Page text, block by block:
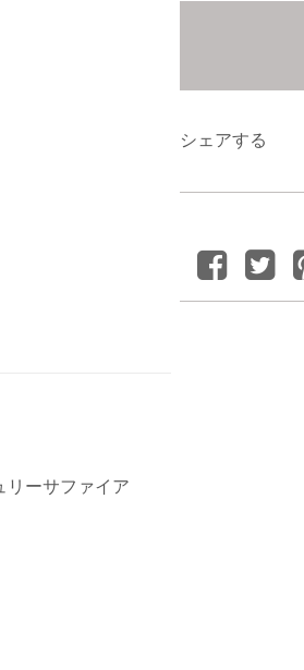
リーサファイア
シェアする